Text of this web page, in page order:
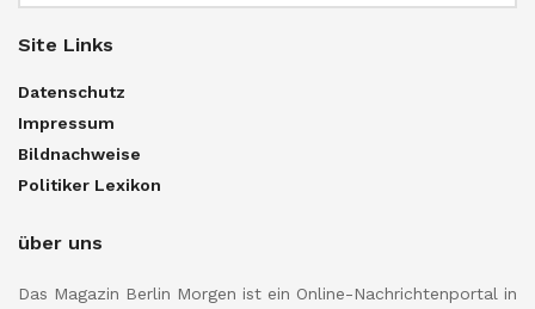
Site Links
Datenschutz
Impressum
Bildnachweise
Politiker Lexikon
über uns
Das Magazin Berlin Morgen ist ein Online-Nachrichtenportal in